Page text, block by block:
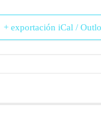
+ exportación iCal /